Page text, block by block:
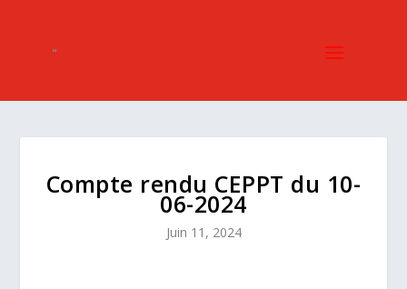
Compte rendu CEPPT du 10-
06-2024
Juin 11, 2024